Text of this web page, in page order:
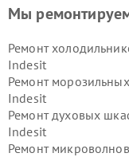
Мы
Ремонт
Indesit
Ремонт
Indesit
Ремонт духовых
Indesit
Ремонт